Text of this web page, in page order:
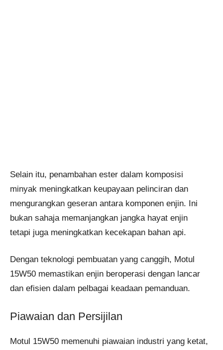
Selain itu, penambahan ester dalam komposisi
minyak meningkatkan keupayaan pelinciran dan
mengurangkan geseran antara komponen enjin. Ini
bukan sahaja memanjangkan jangka hayat enjin
tetapi juga meningkatkan kecekapan bahan api.
Dengan teknologi pembuatan yang canggih, Motul
15W50 memastikan enjin beroperasi dengan lancar
dan efisien dalam pelbagai keadaan pemanduan.
Piawaian dan Persijilan
Motul 15W50 memenuhi piawaian industri yang ketat,